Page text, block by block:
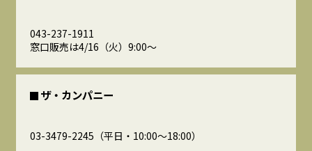
043-237-1911
窓口販売は4/16（火）9:00～
ザ・カンパニー
03-3479-2245（平日・10:00～18:00）